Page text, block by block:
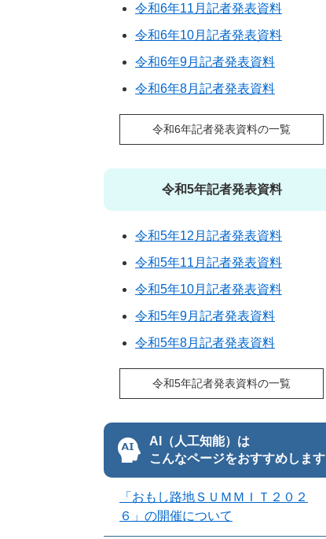
令和6年11月記者発表資料
令和6年10月記者発表資料
令和6年9月記者発表資料
令和6年8月記者発表資料
令和6年記者発表資料の一覧
令和5年記者発表資料
令和5年12月記者発表資料
令和5年11月記者発表資料
令和5年10月記者発表資料
令和5年9月記者発表資料
令和5年8月記者発表資料
令和5年記者発表資料の一覧
AI（人工知能）は
こんなページをおすすめします
「おもし路地ＳＵＭＭＩＴ２０２
６」の開催について